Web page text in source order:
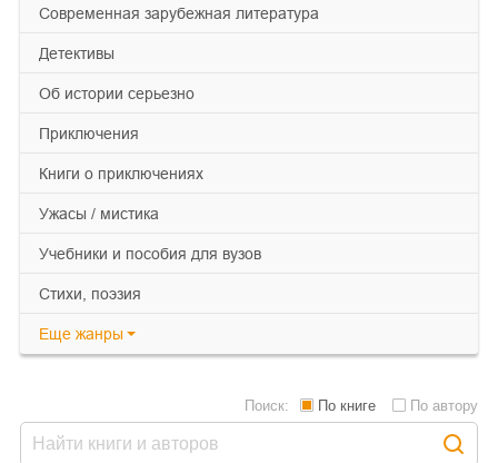
современная зарубежная литература
детективы
об истории серьезно
приключения
книги о приключениях
ужасы / мистика
учебники и пособия для вузов
cтихи, поэзия
Еще жанры
Поиск: По книге По автору